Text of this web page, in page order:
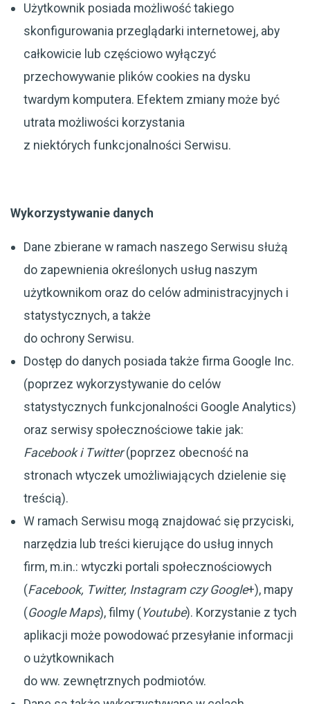
Użytkownik posiada możliwość takiego
skonfigurowania przeglądarki internetowej, aby
całkowicie lub częściowo wyłączyć
przechowywanie plików cookies na dysku
twardym komputera. Efektem zmiany może być
utrata możliwości korzystania
z niektórych funkcjonalności Serwisu.
Wykorzystywanie danych
Dane zbierane w ramach naszego Serwisu służą
do zapewnienia określonych usług naszym
użytkownikom oraz do celów administracyjnych i
statystycznych, a także
do ochrony Serwisu.
Dostęp do danych posiada także firma Google Inc.
(poprzez wykorzystywanie do celów
statystycznych funkcjonalności Google Analytics)
oraz serwisy społecznościowe takie jak:
Facebook i Twitter(poprzez obecność na
stronach wtyczek umożliwiających dzielenie się
treścią).
W ramach Serwisu mogą znajdować się przyciski,
narzędzia lub treści kierujące do usług innych
firm, m.in.: wtyczki portali społecznościowych
(Facebook, Twitter, Instagram czy Google+), mapy
(Google Maps), filmy (Youtube). Korzystanie z tych
aplikacji może powodować przesyłanie informacji
o użytkownikach
do ww. zewnętrznych podmiotów.